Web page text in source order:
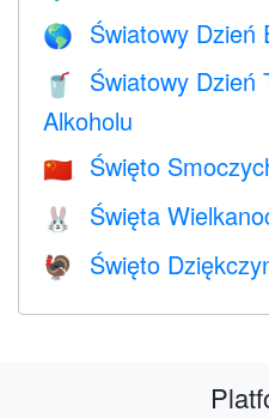
🌎 Światowy Dzień
🥤
Światowy Dzień
Alkoholu
🇨🇳 Święto
🐰 Święta
🦃 Święto